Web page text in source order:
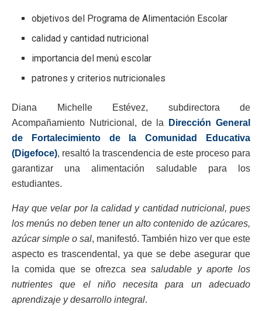
objetivos del Programa de Alimentación Escolar
calidad y cantidad nutricional
importancia del menú escolar
patrones y criterios nutricionales
Diana Michelle Estévez, subdirectora de
Acompañamiento Nutricional, de la
Dirección General
de Fortalecimiento de la Comunidad Educativa
(Digefoce), resaltó la trascendencia de este proceso para
garantizar una alimentación saludable para los
estudiantes.
Hay que velar por la calidad y cantidad nutricional, pues
los menús no deben tener un alto contenido de azúcares,
azúcar simple o sal, manifestó. También hizo ver que este
aspecto es trascendental, ya que se debe asegurar que
la comida que se ofrezca sea saludable y aporte los
nutrientes que el niño necesita para un adecuado
aprendizaje y desarrollo integral.